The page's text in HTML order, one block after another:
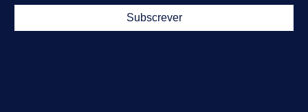
Subscrever